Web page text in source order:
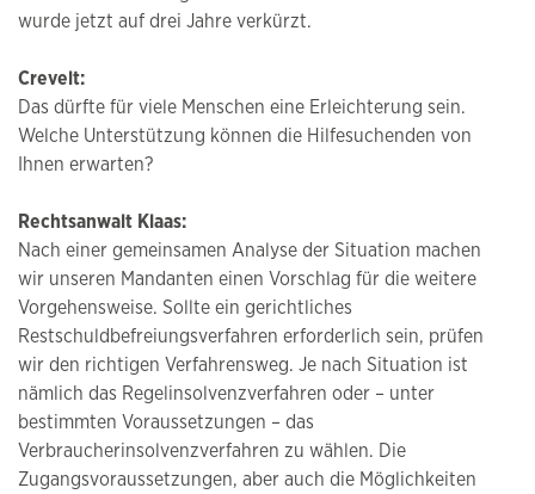
wurde jetzt auf drei Jahre verkürzt.
Crevelt:
Das dürfte für viele Menschen eine Erleichterung sein.
Welche Unterstützung können die Hilfesuchenden von
Ihnen erwarten?
Rechtsanwalt Klaas:
Nach einer gemeinsamen Analyse der Situation machen
wir unseren Mandanten einen Vorschlag für die weitere
Vorgehensweise. Sollte ein gerichtliches
Restschuldbefreiungsverfahren erforderlich sein, prüfen
wir den richtigen Verfahrensweg. Je nach Situation ist
nämlich das Regelinsolvenzverfahren oder – unter
bestimmten Voraussetzungen – das
Verbraucherinsolvenzverfahren zu wählen. Die
Zugangsvoraussetzungen, aber auch die Möglichkeiten